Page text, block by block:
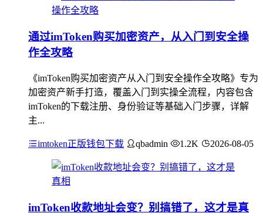
通过imToken购买加密资产，从入门到安全操
作全攻略
《imToken购买加密资产从入门到安全操作全攻略》专为
加密资产新手打造，覆盖入门到实操全流程，内容包含
imToken的下载注册、身份验证等基础入门步骤，详解
主...
imtoken正版钱包下载 qbadmin 1.2K 2026-08-05
imToken收款地址会变？别搞错了，这才是真